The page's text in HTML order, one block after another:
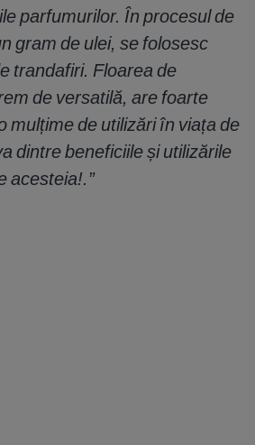
parfumurilor. În procesul de
gram de ulei, se folosesc
trandafiri. Floarea de
de versatilă, are foarte
mulțime de utilizări în viața de
dintre beneficiile și utilizările
acesteia!.”